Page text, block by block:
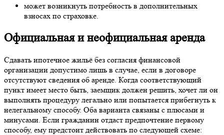
может возникнуть потребность в дополнительных
взносах по страховке.
Официальная и неофициальная аренда
Сдавать ипотечное жильё без согласия финансовой
организации допустимо лишь в случае, если в договоре
отсутствуют сведения об аренде. Когда соответствующий
пункт имеет место быть, заемщик должен решить, хочет ли он
выполнять процедуру легально или попытается прибегнуть к
нелегальному способу. Оба варианта связаны с плюсами и
минусами. Если гражданин отдаст предпочтение первому
способу, ему предстоит действовать по следующей схеме: